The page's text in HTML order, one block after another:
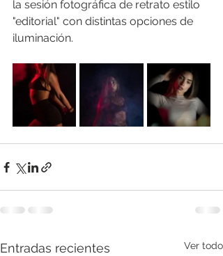
la sesión fotográfica de retrato estilo
"editorial" con distintas opciones de
iluminación.
Entradas recientes Ver todo